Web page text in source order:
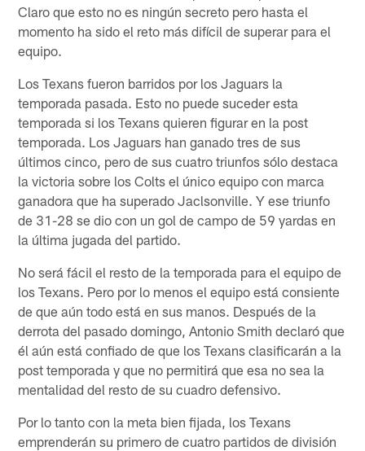
Claro que esto no es ningún secreto pero hasta el
momento ha sido el reto más difícil de superar para el
equipo.
Los Texans fueron barridos por los Jaguars la
temporada pasada. Esto no puede suceder esta
temporada si los Texans quieren figurar en la post
temporada. Los Jaguars han ganado tres de sus
últimos cinco, pero de sus cuatro triunfos sólo destaca
la victoria sobre los Colts el único equipo con marca
ganadora que ha superado Jaclsonville. Y ese triunfo
de 31-28 se dio con un gol de campo de 59 yardas en
la última jugada del partido.
No será fácil el resto de la temporada para el equipo de
los Texans. Pero por lo menos el equipo está consiente
de que aún todo está en sus manos. Después de la
derrota del pasado domingo, Antonio Smith declaró que
él aún está confiado de que los Texans clasificarán a la
post temporada y que no permitirá que esa no sea la
mentalidad del resto de su cuadro defensivo.
Por lo tanto con la meta bien fijada, los Texans
emprenderán su primero de cuatro partidos de división